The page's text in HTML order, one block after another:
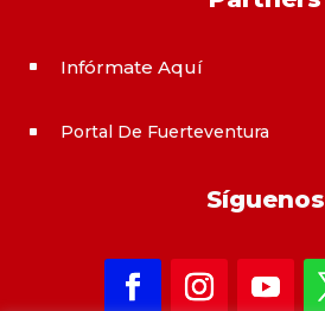
^ Infórmate Aquí
^ Portal De Fuerteventura
Síguenos